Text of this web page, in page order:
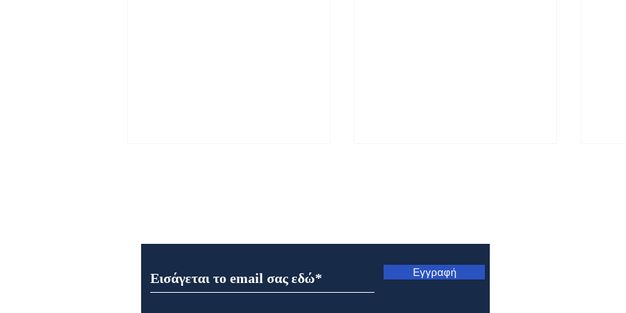
Εορτή της Μεταμορφώσεως
του Σωτήρος στον Ιερό Ναό
Μητρόπολη Ναυπάκτου και
Αγίου Βλασίου: Αρχιερατική
Εγγραφή